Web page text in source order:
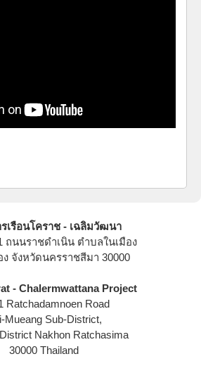
เรือนโคราช - เฉลิมวัฒนา
ถนนราชดำเนิน ตำบลในเมือง
ง จังหวัดนครราชสีมา 30000
- Chalermwattana Project
Ratchadamnoen Road
Mueang Sub-District,
Nakhon Ratchasima
30000 Thailand